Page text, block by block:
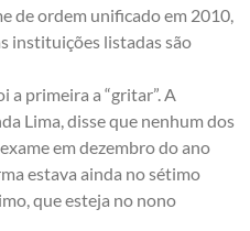
de ordem unificado em 2010,
instituições listadas são
primeira a “gritar”. A
Lima, disse que nenhum dos
em dezembro do ano
estava ainda no sétimo
que esteja no nono